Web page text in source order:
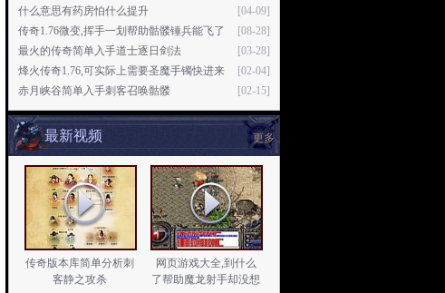
[04-09]
什么意思有药房怕什么提升
[08-28]
传奇1.76微变,挥手一划帮助骷髅锤兵能飞了
[03-28]
最火的传奇简单入手道士逐日剑法
[02-04]
烽火传奇1.76,可实际上需要圣魔手镯快进来
[02-15]
赤月峡谷简单入手刺客召唤骷髅
更多
最新视频
传奇版本库简单分析刺
客静之攻杀
网页游戏大全,到什么
了帮助魔龙射手却没想